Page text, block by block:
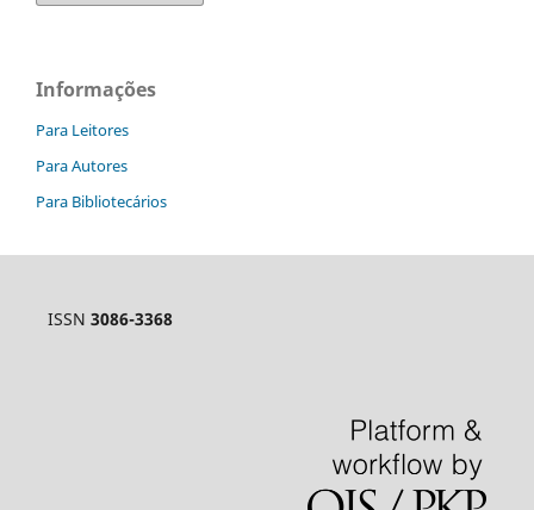
Informações
Para Leitores
Para Autores
Para Bibliotecários
ISSN 3086-3368